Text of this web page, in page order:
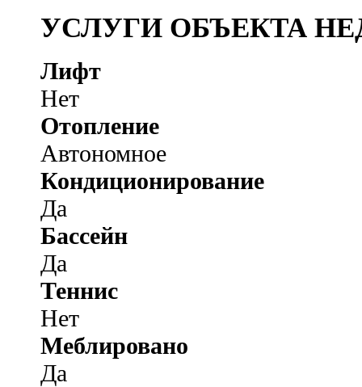
УСЛУГИ ОБЪЕКТА
Лифт
Нет
Отопление
Автономное
Кондиционирование
Да
Бассейн
Да
Теннис
Нет
Меблировано
Да